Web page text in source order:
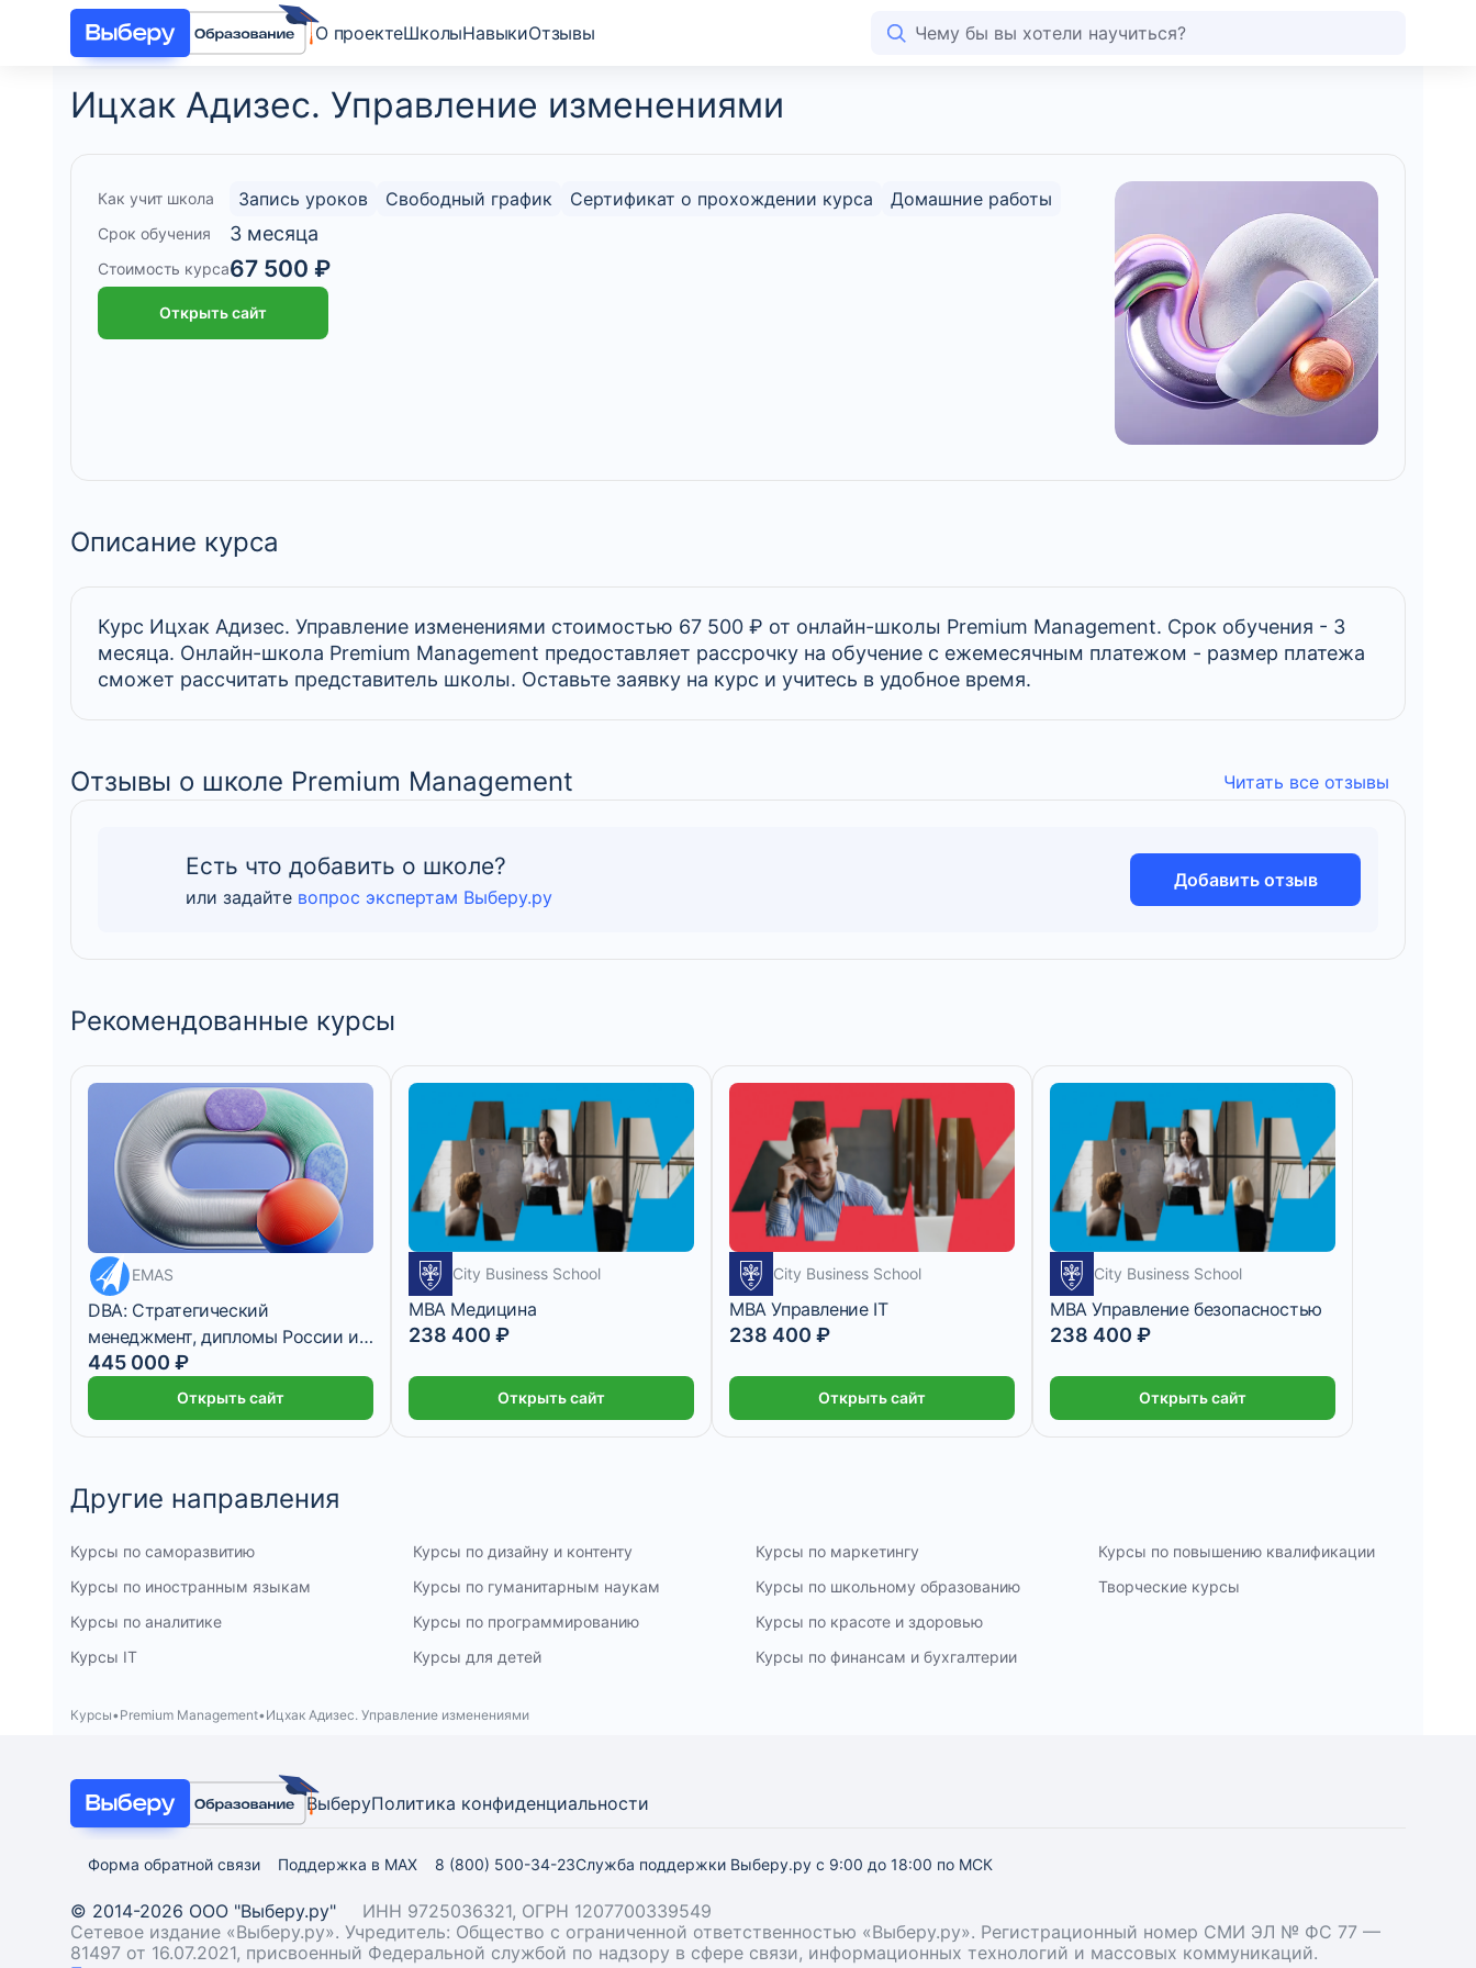
О проектеШколыНавыкиОтзывы
Ицхак Адизес. Управление изменениями
Как учит школа Запись уроков Свободный график Сертификат о прохождении курса Домашние работы
Срок обучения 3 месяца
Стоимость курса67 500 ₽
Открыть сайт
Описание курса
Курс Ицхак Адизес. Управление изменениями стоимостью 67 500 ₽ от онлайн-школы Premium Management. Срок обучения - 3
месяца. Онлайн-школа Premium Management предоставляет рассрочку на обучение с ежемесячным платежом - размер платежа
сможет рассчитать представитель школы. Оставьте заявку на курс и учитесь в удобное время.
Отзывы о школе Premium Management Читать все отзывы
Есть что добавить о школе?
или задайте вопрос экспертам Выберу.ру
Добавить отзыв
Рекомендованные курсы
37 083 ₽/мес
EMAS
DBA: Стратегический
менеджмент, дипломы России и
Швейцарии
445 000 ₽
Открыть сайт
City Business School
MBA Медицина
238 400 ₽
Открыть сайт
City Business School
MBA Управление IT
238 400 ₽
Открыть сайт
City Business School
MBA Управление безопасностью
238 400 ₽
Открыть сайт
Другие направления
Курсы по саморазвитию
Курсы по иностранным языкам
Курсы по аналитике
Курсы IT
Курсы по дизайну и контенту
Курсы по гуманитарным наукам
Курсы по программированию
Курсы для детей
Курсы по маркетингу
Курсы по школьному образованию
Курсы по красоте и здоровью
Курсы по финансам и бухгалтерии
Курсы по повышению квалификации
Творческие курсы
Курсы Premium Management Ицхак Адизес. Управление изменениями
ВыберуПолитика конфиденциальности
Форма обратной связи Поддержка в MAX 8 (800) 500-34-23Служба поддержки Выберу.ру с 9:00 до 18:00 по МСК
© 2014-2026 ООО "Выберу.ру"
ИНН 9725036321, ОГРН 1207700339549
Сетевое издание «Выберу.ру». Учредитель: Общество с ограниченной ответственностью «Выберу.ру». Регистрационный номер СМИ ЭЛ № ФС 77 —
81497 от 16.07.2021, присвоенный Федеральной службой по надзору в сфере связи, информационных технологий и массовых коммуникаций.